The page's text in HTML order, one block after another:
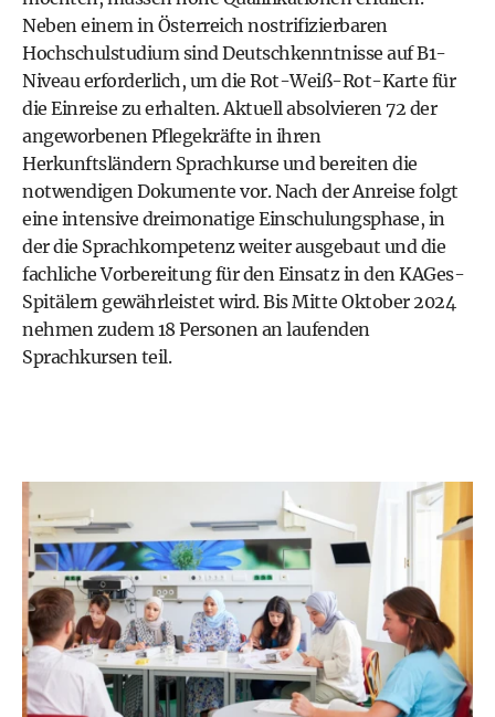
Neben einem in Österreich nostrifizierbaren
Hochschulstudium sind Deutschkenntnisse auf B1-
Niveau erforderlich, um die Rot-Weiß-Rot-Karte für
die Einreise zu erhalten. Aktuell absolvieren 72 der
angeworbenen Pflegekräfte in ihren
Herkunftsländern Sprachkurse und bereiten die
notwendigen Dokumente vor. Nach der Anreise folgt
eine intensive dreimonatige Einschulungsphase, in
der die Sprachkompetenz weiter ausgebaut und die
fachliche Vorbereitung für den Einsatz in den KAGes-
Spitälern gewährleistet wird. Bis Mitte Oktober 2024
nehmen zudem 18 Personen an laufenden
Sprachkursen teil.